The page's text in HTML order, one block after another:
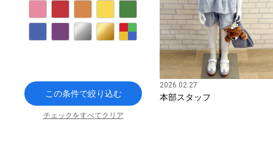
2026.02.27
本部スタッフ
グリーン
パープル シルバー ゴールド
この条件で絞り込む
チェックをすべてクリア